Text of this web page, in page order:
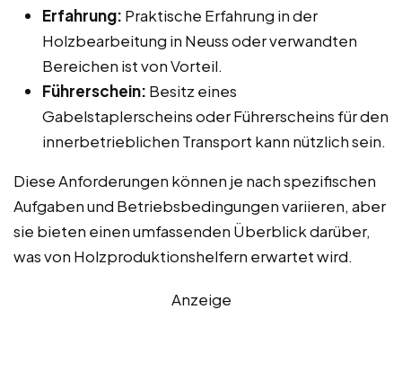
Erfahrung: Praktische Erfahrung in der
Holzbearbeitung in Neuss oder verwandten
Bereichen ist von Vorteil.
Führerschein: Besitz eines
Gabelstaplerscheins oder Führerscheins für den
innerbetrieblichen Transport kann nützlich sein.
Diese Anforderungen können je nach spezifischen
Aufgaben und Betriebsbedingungen variieren, aber
sie bieten einen umfassenden Überblick darüber,
was von Holzproduktionshelfern erwartet wird.
Anzeige